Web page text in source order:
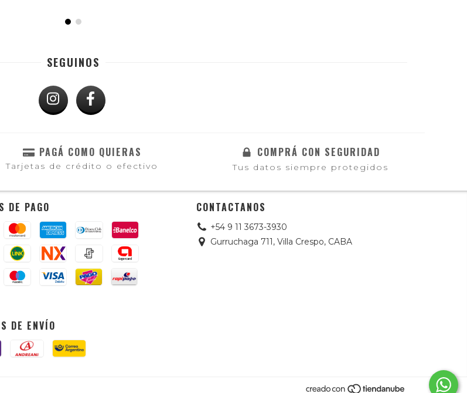
SEGUINOS
PAGÁ COMO QUIERAS
Tarjetas de crédito o efectivo
COMPRÁ CON SEGURIDAD
Tus datos siempre protegidos
DE PAGO
DE ENVÍO
CONTACTANOS
+54 9 11 3673-3930
Gurruchaga 711, Villa Crespo, CABA